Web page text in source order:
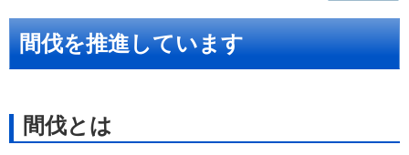
間伐を推進しています
間伐とは